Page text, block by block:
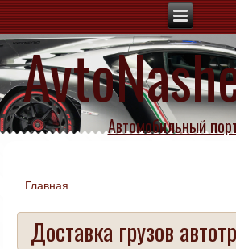
Автомобильный
Вы здесь
Главная
Доставка грузов